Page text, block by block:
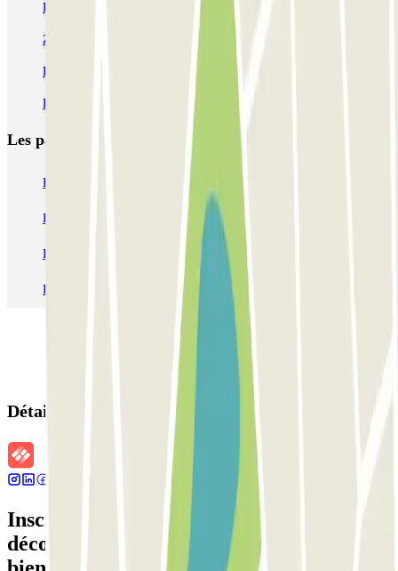
Parking Cathédrale de Milan - Duomo | Parclick
ZTL Milan : circuler a Milan en voiture | Parclick
Parking Milan hors ZTL-Area C pas cher
Parking Navigli Milan pas cher
Les parkings les plus réservés
Parking Paris Parking Gare de Lyon Parking Gare Montparnasse
Parking Charles de Gaulle - Roissy Aeroport
Parking Aéroport Roland Garros La Réunion P4 Longue Durée
Parking Aéroport Barcelone
Détails de la réservation
Inscrivez-vous à notre newsletter et
découvrez des réductions, des concours et